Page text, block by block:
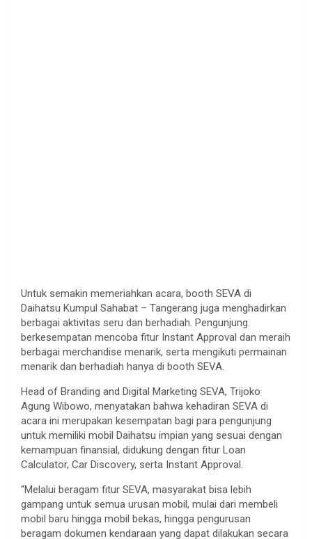
Untuk semakin memeriahkan acara, booth SEVA di
Daihatsu Kumpul Sahabat – Tangerang juga menghadirkan
berbagai aktivitas seru dan berhadiah. Pengunjung
berkesempatan mencoba fitur Instant Approval dan meraih
berbagai merchandise menarik, serta mengikuti permainan
menarik dan berhadiah hanya di booth SEVA.
Head of Branding and Digital Marketing SEVA, Trijoko
Agung Wibowo, menyatakan bahwa kehadiran SEVA di
acara ini merupakan kesempatan bagi para pengunjung
untuk memiliki mobil Daihatsu impian yang sesuai dengan
kemampuan finansial, didukung dengan fitur Loan
Calculator, Car Discovery, serta Instant Approval.
“Melalui beragam fitur SEVA, masyarakat bisa lebih
gampang untuk semua urusan mobil, mulai dari membeli
mobil baru hingga mobil bekas, hingga pengurusan
beragam dokumen kendaraan yang dapat dilakukan secara